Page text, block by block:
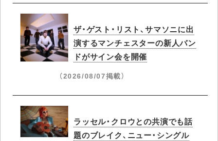
ザ・ゲスト・リスト、サマソニに出
演するマンチェスターの新人バン
ドがサイン会を開催
（2026/08/07掲載）
ラッセル・クロウとの共演でも話
題のブレイク、ニュー・シングル